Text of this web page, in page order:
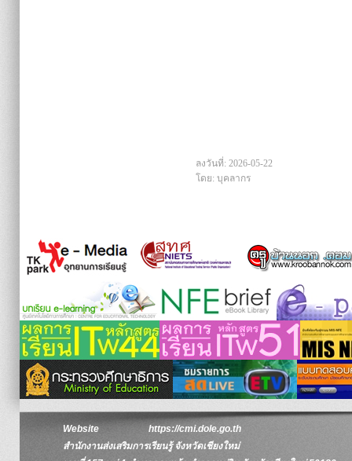
ลงวันที่: 2026-05-22
โดย: บุคลากร
Website
https://cmi.dole.go.th
สำนักงานส่งเสริมการเรียนรู้ จังหวัดเชียงใหม่